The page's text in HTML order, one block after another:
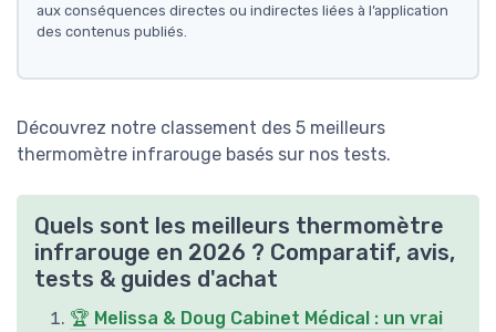
aux conséquences directes ou indirectes liées à l’application
des contenus publiés.
Découvrez notre classement des 5 meilleurs
thermomètre infrarouge basés sur nos tests.
Quels sont les meilleurs thermomètre
infrarouge en 2026 ? Comparatif, avis,
tests & guides d'achat
🏆 Melissa & Doug Cabinet Médical : un vrai